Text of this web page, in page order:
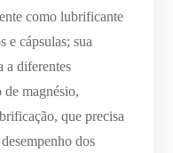
como lubrificante
e cápsulas; sua
a diferentes
de magnésio,
que precisa
dos